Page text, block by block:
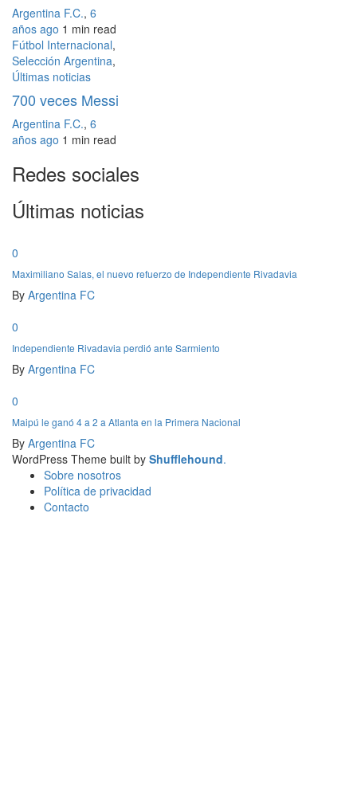
Argentina F.C., 6
años ago 1 min read
Fútbol Internacional,
Selección Argentina,
Últimas noticias
700 veces Messi
Argentina F.C., 6
años ago 1 min read
Redes sociales
Últimas noticias
0
Maximiliano Salas, el nuevo refuerzo de Independiente Rivadavia
By Argentina FC
0
Independiente Rivadavia perdió ante Sarmiento
By Argentina FC
0
Maipú le ganó 4 a 2 a Atlanta en la Primera Nacional
By Argentina FC
WordPress Theme built by Shufflehound.
Sobre nosotros
Política de privacidad
Contacto